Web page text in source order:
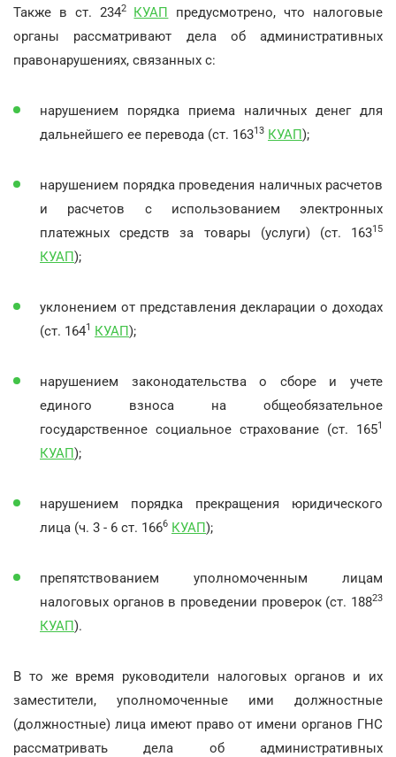
Также в ст. 2342 КУАП предусмотрено, что налоговые
органы рассматривают дела об административных
правонарушениях, связанных с:
нарушением порядка приема наличных денег для
дальнейшего ее перевода (ст. 16313 КУАП);
нарушением порядка проведения наличных расчетов
и расчетов с использованием электронных
платежных средств за товары (услуги) (ст. 16315
КУАП);
уклонением от представления декларации о доходах
(ст. 1641 КУАП);
нарушением законодательства о сборе и учете
единого взноса на общеобязательное
государственное социальное страхование (ст. 1651
КУАП);
нарушением порядка прекращения юридического
лица (ч. 3 - 6 ст. 1666 КУАП);
препятствованием уполномоченным лицам
налоговых органов в проведении проверок (ст. 18823
КУАП).
В то же время руководители налоговых органов и их
заместители, уполномоченные ими должностные
(должностные) лица имеют право от имени органов ГНС
рассматривать дела об административных